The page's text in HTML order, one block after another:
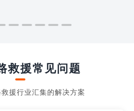
救援常见问题
援行业汇集的解决方案